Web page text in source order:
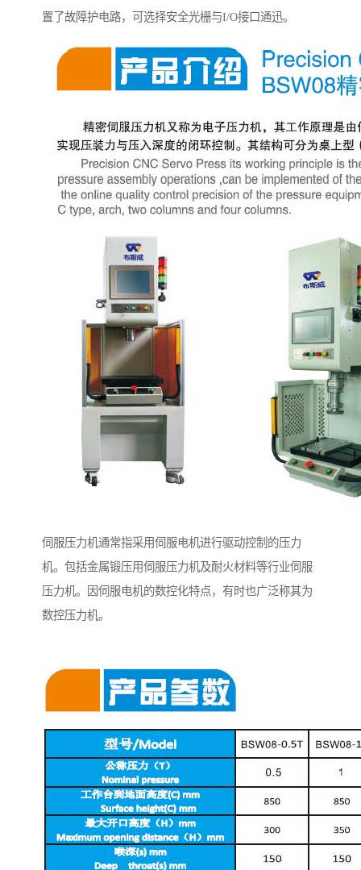
置了故障护电路，可选择安全光栅与I/O接口通迅。
伺服压力机通常指采用伺服电机进行驱动控制的压力
机。包括金属锻压用伺服压力机及耐火材料等行业伺服
压力机。因伺服电机的数控化特点，有时也广泛称其为
数控压力机。